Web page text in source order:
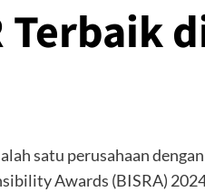
Terbaik
satu perusahaan
Awards (BISRA)